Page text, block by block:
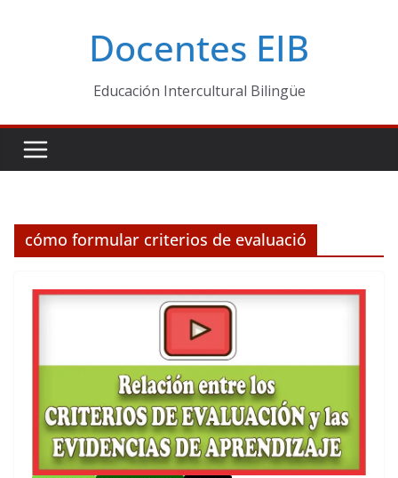
Docentes EIB
Educación Intercultural Bilingüe
cómo formular criterios de evaluació